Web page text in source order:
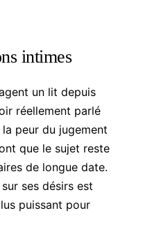
intimes
un lit depuis
réellement parlé
peur du jugement
que le sujet reste
de longue date.
ses désirs est
puissant pour